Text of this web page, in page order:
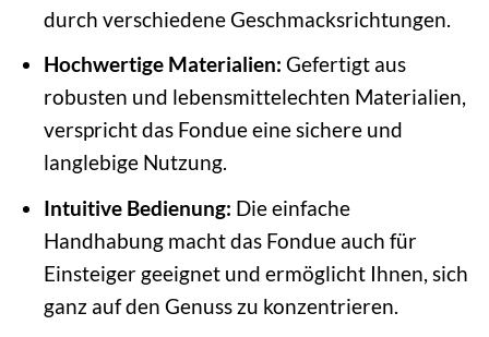
durch verschiedene Geschmacksrichtungen.
Hochwertige Materialien: Gefertigt aus
robusten und lebensmittelechten Materialien,
verspricht das Fondue eine sichere und
langlebige Nutzung.
Intuitive Bedienung: Die einfache
Handhabung macht das Fondue auch für
Einsteiger geeignet und ermöglicht Ihnen, sich
ganz auf den Genuss zu konzentrieren.